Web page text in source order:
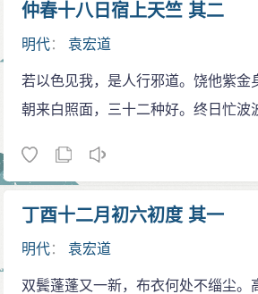
仲春十八日宿上天竺 其二
明代：袁宏道
若以色见我，是人行邪道。饶他紫金
朝来白照面，三十二种好。终日忙波
丁酉十二月初六初度 其一
明代：袁宏道
双鬓蓬蓬又一新，布衣何处不缁尘。